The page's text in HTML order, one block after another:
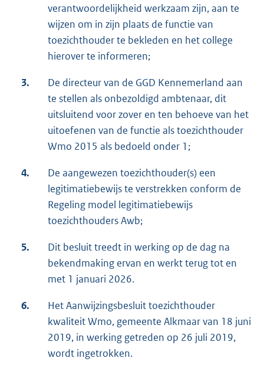
verantwoordelijkheid werkzaam zijn, aan te
wijzen om in zijn plaats de functie van
toezichthouder te bekleden en het college
hierover te informeren;
3.
De directeur van de GGD Kennemerland aan
te stellen als onbezoldigd ambtenaar, dit
uitsluitend voor zover en ten behoeve van het
uitoefenen van de functie als toezichthouder
Wmo 2015 als bedoeld onder 1;
4.
De aangewezen toezichthouder(s) een
legitimatiebewijs te verstrekken conform de
Regeling model legitimatiebewijs
toezichthouders Awb;
5.
Dit besluit treedt in werking op de dag na
bekendmaking ervan en werkt terug tot en
met 1 januari 2026.
6.
Het Aanwijzingsbesluit toezichthouder
kwaliteit Wmo, gemeente Alkmaar van 18 juni
2019, in werking getreden op 26 juli 2019,
wordt ingetrokken.